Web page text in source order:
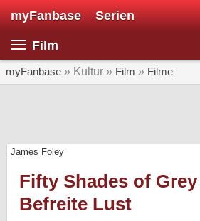
myFanbase Serien
Film
myFanbase » Kultur » Film » Filme
James Foley
Fifty Shades of Grey
Befreite Lust
Serie
SERIEN